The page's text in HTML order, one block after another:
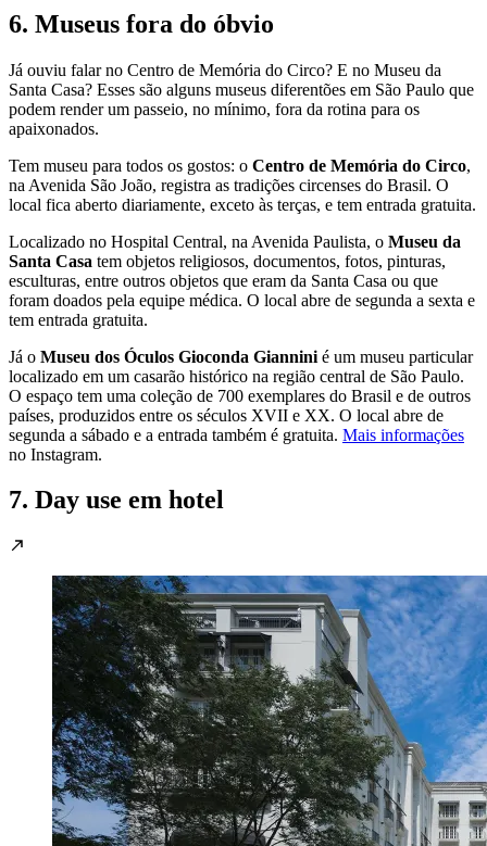
6. Museus fora do óbvio
Já ouviu falar no Centro de Memória do Circo? E no Museu da
Santa Casa? Esses são alguns museus diferentões em São Paulo que
podem render um passeio, no mínimo, fora da rotina para os
apaixonados.
Tem museu para todos os gostos: o Centro de Memória do Circo,
na Avenida São João, registra as tradições circenses do Brasil. O
local fica aberto diariamente, exceto às terças, e tem entrada gratuita.
Localizado no Hospital Central, na Avenida Paulista, o Museu da
Santa Casa tem objetos religiosos, documentos, fotos, pinturas,
esculturas, entre outros objetos que eram da Santa Casa ou que
foram doados pela equipe médica. O local abre de segunda a sexta e
tem entrada gratuita.
Já o Museu dos Óculos Gioconda Giannini é um museu particular
localizado em um casarão histórico na região central de São Paulo.
O espaço tem uma coleção de 700 exemplares do Brasil e de outros
países, produzidos entre os séculos XVII e XX. O local abre de
segunda a sábado e a entrada também é gratuita. Mais informações
no Instagram.
7. Day use em hotel